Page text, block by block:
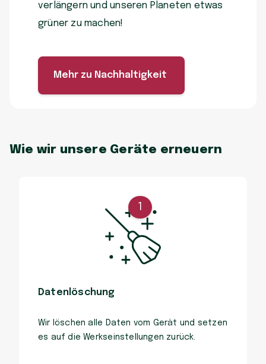
verlängern und unseren Planeten etwas
grüner zu machen!
Mehr zu Nachhaltigkeit
Wie wir unsere Geräte erneuern
Datenlöschung
Wir löschen alle Daten vom Gerät und setzen
es auf die Werkseinstellungen zurück.